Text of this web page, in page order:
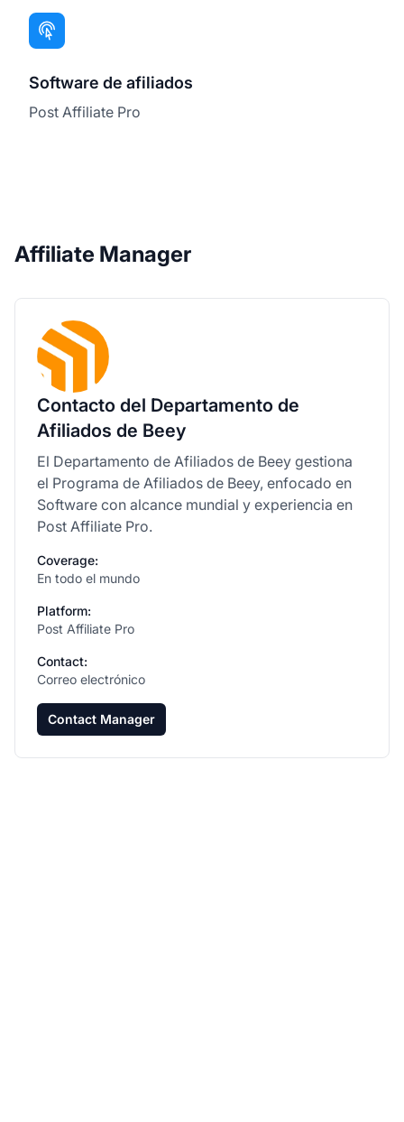
Software de afiliados
Post Affiliate Pro
Affiliate Manager
Contacto del Departamento de
Afiliados de Beey
El Departamento de Afiliados de Beey gestiona
el Programa de Afiliados de Beey, enfocado en
Software con alcance mundial y experiencia en
Post Affiliate Pro.
Coverage:
En todo el mundo
Platform:
Post Affiliate Pro
Contact:
Correo electrónico
Contact Manager